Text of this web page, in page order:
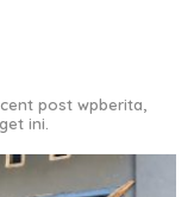
post wpberita,
ini.